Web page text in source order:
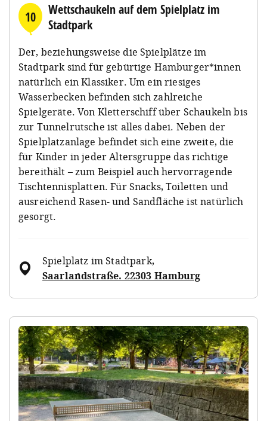
10
Wettschaukeln auf dem Spielplatz im
Stadtpark
Der, beziehungsweise die Spielplätze im
Stadtpark sind für gebürtige Hamburger*innen
natürlich ein Klassiker. Um ein riesiges
Wasserbecken befinden sich zahlreiche
Spielgeräte. Von Kletterschiff über Schaukeln bis
zur Tunnelrutsche ist alles dabei. Neben der
Spielplatzanlage befindet sich eine zweite, die
für Kinder in jeder Altersgruppe das richtige
bereithält – zum Beispiel auch hervorragende
Tischtennisplatten. Für Snacks, Toiletten und
ausreichend Rasen- und Sandfläche ist natürlich
gesorgt.
Spielplatz im Stadtpark,
Saarlandstraße. 22303 Hamburg